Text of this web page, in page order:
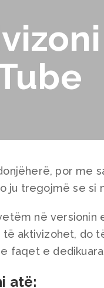
por me
tregojmë se si
në versionin
aktivizohet, do
faqet e
atë: